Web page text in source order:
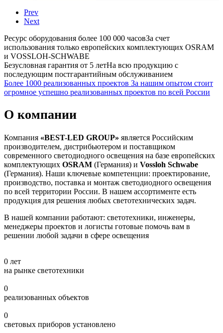
Prev
Next
Ресурс оборудования более 100 000 часовЗа счет
использования только европейских комплектующих OSRAM
и VOSSLOH-SCHWABE
Безусловная гарантия от 5 летНа всю продукцию с
последующим постгарантийным обслуживанием
Более 1000 реализованных проектов За нашим опытом стоит
огромное успешно реализованных проектов по всей России
О компании
Компания «BEST-LED GROUP» является Российским
производителем, дистрибьютером и поставщиком
современного светодиодного освещения на базе европейских
комплектующих OSRAM (Германия) и Vossloh Schwabe
(Германия). Наши ключевые компетенции: проектирование,
производство, поставка и монтаж светодиодного освещения
по всей территории России. В нашем ассортименте есть
продукция для решения любых светотехнических задач.
В нашей компании работают: светотехники, инженеры,
менеджеры проектов и логисты готовые помочь вам в
решении любой задачи в сфере освещения
0 лет
на рынке светотехники
0
реализованных объектов
0
световых приборов установлено